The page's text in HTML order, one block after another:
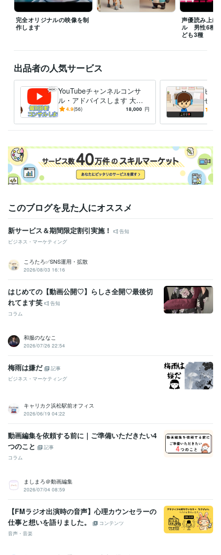
完全オリジナルの映像を制
作します
声優読み上げ
ル 男性6種/
ども3種
出品者の人気サービス
YouTubeチャンネルコンサ
ル・アドバイスします 大手
タレント事務所で開設〜収益
した
4.9(56) 18,000 円
ビデ
せや
る円
このブログを見た人にオススメ
新サービス＆期間限定割引実施！
告知
ビジネス・マーケティング
ころたろ✅SNS運用・拡散
2026/08/03 16:16
はじめての【動画公開♡】らしさ全開♡最後切
れてます笑
告知
コラム
和服のななこ
2026/07/26 22:54
梅雨は嫌だ
記事
ビジネス・マーケティング
キャリカク浜松駅前オフィス
2026/06/19 04:22
動画編集を依頼する前に｜ご準備いただきたい4
つのこと
記事
コラム
ましまろ＠動画編集
2026/07/04 08:59
【FMラジオ出演時の音声】心理カウンセラーの
仕事と想いを語りました。
コンテンツ
音声・音楽